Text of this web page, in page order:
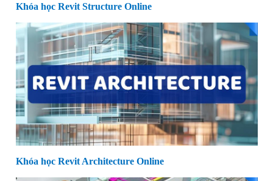
Khóa học Revit Structure Online
Khóa học Revit Architecture Online